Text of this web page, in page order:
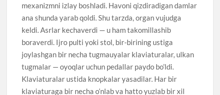
mexanizmni izlay boshladi. Havoni qizdiradigan damlar
ana shunda yarab qoldi. Shu tarzda, organ vujudga
keldi. Asrlar kechaverdi — u ham takomillashib
boraverdi. Ijro pulti yoki stol, bir-birining ustiga
joylashgan bir necha tugmauyalar klaviaturalar, ulkan
tugmalar — oyoqlar uchun pedallar paydo bo’ldi.
Klaviaturalar ustida knopkalar yasadilar. Har bir
klaviaturaga bir necha o’nlab va hatto yuzlab bir xil